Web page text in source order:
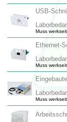
USB-
Muss
Ethernet-
Muss
Muss